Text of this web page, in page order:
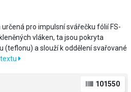
pro impulsní svářečku fólií FS-
vláken, ta jsou pokryta
a slouží k oddělení svařované
101550